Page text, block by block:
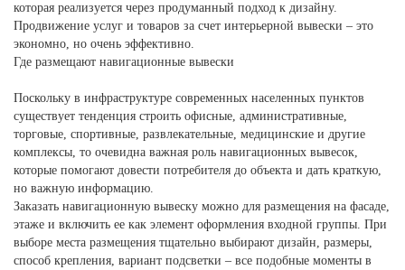
которая реализуется через продуманный подход к дизайну.
Продвижение услуг и товаров за счет интерьерной вывески – это
экономно, но очень эффективно.
Где размещают навигационные вывески
Поскольку в инфраструктуре современных населенных пунктов
существует тенденция строить офисные, административные,
торговые, спортивные, развлекательные, медицинские и другие
комплексы, то очевидна важная роль навигационных вывесок,
которые помогают довести потребителя до объекта и дать краткую,
но важную информацию.
Заказать навигационную вывеску можно для размещения на фасаде,
этаже и включить ее как элемент оформления входной группы. При
выборе места размещения тщательно выбирают дизайн, размеры,
способ крепления, вариант подсветки – все подобные моменты в